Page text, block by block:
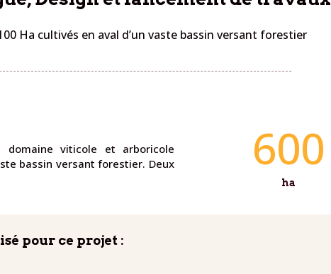
Ha cultivés en aval d’un vaste bassin versant forestier
domaine viticole et arboricole
bassin versant forestier. Deux
600
ha
pour ce projet :